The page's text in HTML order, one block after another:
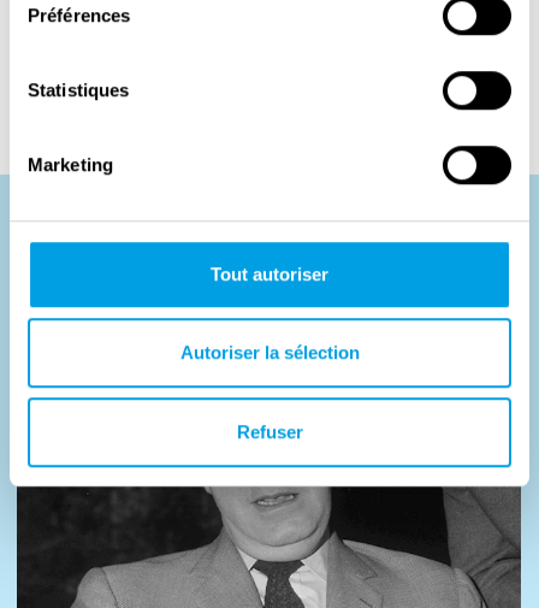
Préférences
Statistiques
Marketing
Tout autoriser
Autoriser la sélection
Refuser
Soldaten führte. Die Dokumente können nach
Centre eingesehen werden.
Photos